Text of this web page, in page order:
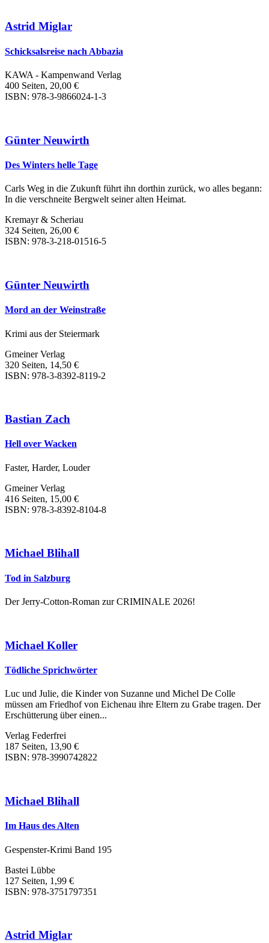
Astrid Miglar
Schicksalsreise nach Abbazia
KAWA - Kampenwand Verlag
400 Seiten, 20,00 €
ISBN: 978-3-9866024-1-3
Günter Neuwirth
Des Winters helle Tage
Carls Weg in die Zukunft führt ihn dorthin zurück, wo alles begann:
In die verschneite Bergwelt seiner alten Heimat.
Kremayr & Scheriau
324 Seiten, 26,00 €
ISBN: 978-3-218-01516-5
Günter Neuwirth
Mord an der Weinstraße
Krimi aus der Steiermark
Gmeiner Verlag
320 Seiten, 14,50 €
ISBN: 978-3-8392-8119-2
Bastian Zach
Hell over Wacken
Faster, Harder, Louder
Gmeiner Verlag
416 Seiten, 15,00 €
ISBN: 978-3-8392-8104-8
Michael Blihall
Tod in Salzburg
Der Jerry-Cotton-Roman zur CRIMINALE 2026!
Michael Koller
Tödliche Sprichwörter
Luc und Julie, die Kinder von Suzanne und Michel De Colle
müssen am Friedhof von Eichenau ihre Eltern zu Grabe tragen. Der
Erschütterung über einen...
Verlag Federfrei
187 Seiten, 13,90 €
ISBN: 978-3990742822
Michael Blihall
Im Haus des Alten
Gespenster-Krimi Band 195
Bastei Lübbe
127 Seiten, 1,99 €
ISBN: 978-3751797351
Astrid Miglar